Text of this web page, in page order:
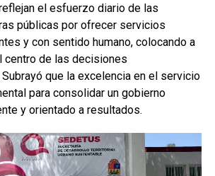
el esfuerzo diario de las
públicas por ofrecer servicios
y con sentido humano, colocando a
centro de las decisiones
que la excelencia en el servicio
para consolidar un gobierno
y orientado a resultados.